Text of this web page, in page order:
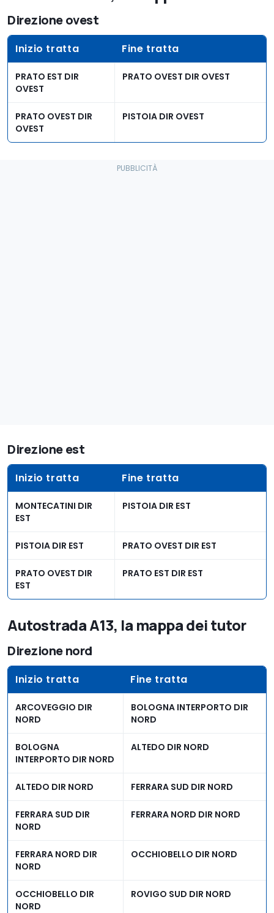
Direzione ovest
Inizio tratta Fine tratta
PRATO EST DIR
OVEST
PRATO OVEST DIR OVEST
PRATO OVEST DIR
OVEST
PISTOIA DIR OVEST
Direzione est
Inizio tratta Fine tratta
MONTECATINI DIR
EST
PISTOIA DIR EST
PISTOIA DIR EST PRATO OVEST DIR EST
PRATO OVEST DIR
EST
PRATO EST DIR EST
Autostrada A13, la mappa dei tutor
Direzione nord
Inizio tratta Fine tratta
ARCOVEGGIO DIR
NORD
BOLOGNA INTERPORTO DIR
NORD
BOLOGNA
INTERPORTO DIR NORD
ALTEDO DIR NORD
ALTEDO DIR NORD FERRARA SUD DIR NORD
FERRARA SUD DIR
NORD
FERRARA NORD DIR NORD
FERRARA NORD DIR
NORD
OCCHIOBELLO DIR NORD
OCCHIOBELLO DIR
NORD
ROVIGO SUD DIR NORD